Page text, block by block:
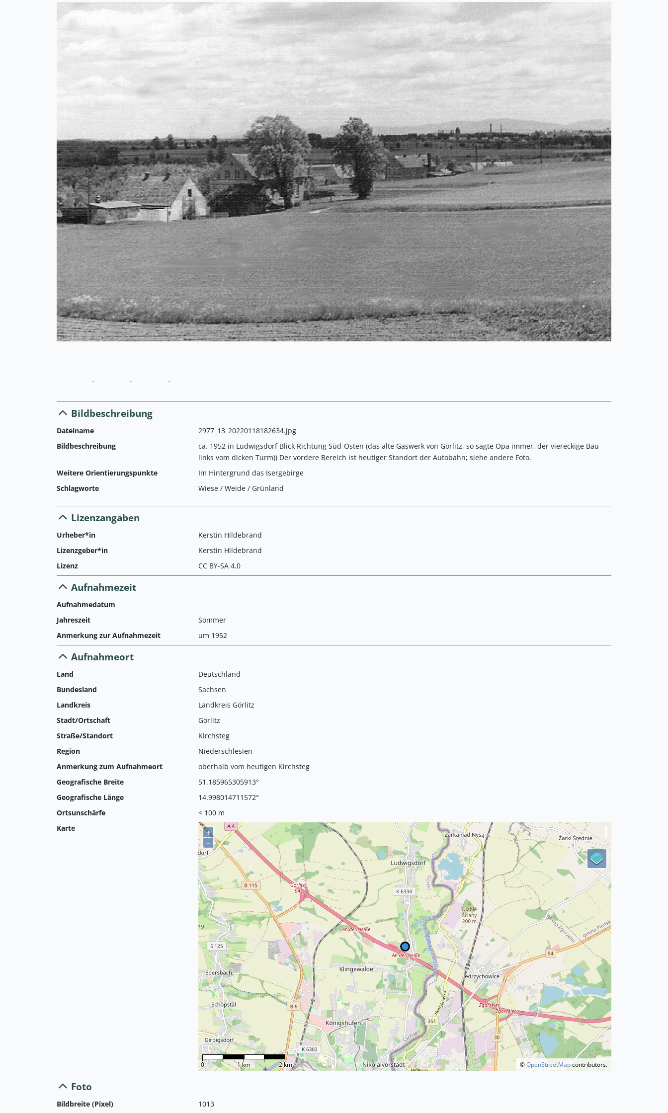
Bildbeschreibung
Dateiname
2977_13_20220118182634.jpg
Bildbeschreibung
ca. 1952 in Ludwigsdorf Blick Richtung Süd-Osten (das alte Gaswerk von Görlitz, so sagte Opa immer, der viereckige Bau
links vom dicken Turm)) Der vordere Bereich ist heutiger Standort der Autobahn; siehe andere Foto.
Weitere Orientierungspunkte
Im Hintergrund das Isergebirge
Schlagworte
Wiese / Weide / Grünland
Lizenzangaben
Urheber*in
Kerstin Hildebrand
Lizenzgeber*in
Kerstin Hildebrand
Lizenz
CC BY-SA 4.0
Aufnahmezeit
Aufnahmedatum
Jahreszeit
Sommer
Anmerkung zur Aufnahmezeit
um 1952
Aufnahmeort
Land
Deutschland
Bundesland
Sachsen
Landkreis
Landkreis Görlitz
Stadt/Ortschaft
Görlitz
Straße/Standort
Kirchsteg
Region
Niederschlesien
Anmerkung zum Aufnahmeort
oberhalb vom heutigen Kirchsteg
Geografische Breite
51.185965305913°
Geografische Länge
14.998014711572°
Ortsunschärfe
< 100 m
Karte
+
–
©OpenStreetMapcontributors.
0 1 km 2 km
Foto
Bildbreite (Pixel) 1013